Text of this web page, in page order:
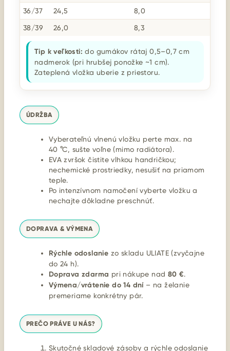
36/37 24,5 8,0
38/39 26,0 8,3
Tip k veľkosti: do gumákov rátaj 0,5–0,7 cm
nadmerok (pri hrubšej ponožke ~1 cm).
Zateplená vložka uberie z priestoru.
ÚDRŽBA
Vyberateľnú vlnenú vložku perte max. na
40 °C, sušte voľne (mimo radiátora).
EVA zvršok čistite vlhkou handričkou;
nechemické prostriedky, nesušiť na priamom
teple.
Po intenzívnom namočení vyberte vložku a
nechajte dôkladne preschnúť.
DOPRAVA & VÝMENA
Rýchle odoslanie zo skladu ULIATE (zvyčajne
do 24 h).
Doprava zdarma pri nákupe nad 80 €.
Výmena/vrátenie do 14 dní– na želanie
premeriame konkrétny pár.
PREČO PRÁVE U NÁS?
Skutočné skladové zásoby a rýchle odoslanie